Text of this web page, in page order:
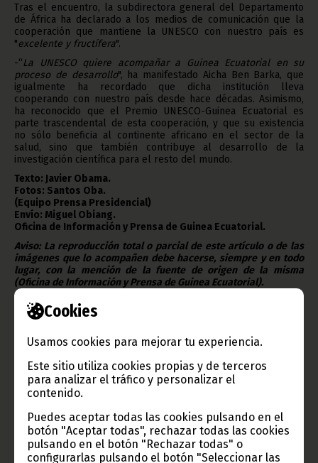
Cookies
Usamos cookies para mejorar tu experiencia.
Este sitio utiliza cookies propias y de terceros
para analizar el tráfico y personalizar el
contenido.
Puedes aceptar todas las cookies pulsando en el
botón "Aceptar todas", rechazar todas las cookies
pulsando en el botón "Rechazar todas" o
configurarlas pulsando el botón "Seleccionar las
Tras el encuentro, la subdirectora general del Departamento
de África ha declarado a los medios de comunicación que la
cooperación que mantiene la UNESCO con nuestro país es
"excelente y fructífera".
-“La UNESCO quiere acompañar a Guinea Ecuatorial en su
proceso de desarrollo", ha manifestado Aicha Ben Barka, que
igualmente ha recordado que dicha institución lleva
cooperando con nuestro país desde hace décadas. Asimismo,
ha reconocido que el Premio UNESCO-Guinea Ecuatorial es
parte trascendental de esta cooperación, y que su existencia
no sólo beneficia al continente africano en el sector de la
salud, sino que también contribuye al desarrollo de la
investigación científica para el resto del mundo.
Texto: Javier Obama.
Fotos: Santos Oba.
(Equipo Prensa Presidencial)
Envío: Miguel Obiang.
Oficina de Información y Prensa de Guinea Ecuatorial.
Aviso: La reproducción total o parcial de este artículo o de las
imágenes que lo acompañen debe hacerse, siempre y en todo
lugar, con la mención de la fuente de origen de la misma
(Oficina de Información y Prensa de Guinea Ecuatorial).
Gobierno e Instituciones
Información de Guinea Ecuatorial